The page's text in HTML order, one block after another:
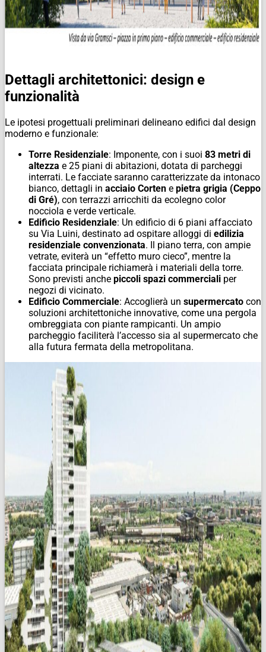
Dettagli architettonici: design e
funzionalità
Le ipotesi progettuali preliminari delineano edifici dal design
moderno e funzionale:
Torre Residenziale: Imponente, con i suoi 83 metri di
altezza e 25 piani di abitazioni, dotata di parcheggi
interrati. Le facciate saranno caratterizzate da intonaco
bianco, dettagli in acciaio Corten e pietra grigia (Ceppo
di Gré), con terrazzi arricchiti da ecolegno color
nocciola e verde verticale.
Edificio Residenziale: Un edificio di 6 piani affacciato
su Via Luini, destinato ad ospitare alloggi di edilizia
residenziale convenzionata. Il piano terra, con ampie
vetrate, eviterà un “effetto muro cieco”, mentre la
facciata principale richiamerà i materiali della torre.
Sono previsti anche piccoli spazi commerciali per
negozi di vicinato.
Edificio Commerciale: Accoglierà un supermercato con
soluzioni architettoniche innovative, come una pergola
ombreggiata con piante rampicanti. Un ampio
parcheggio faciliterà l’accesso sia al supermercato che
alla futura fermata della metropolitana.